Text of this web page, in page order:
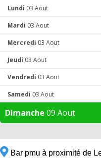
Lundi 03 Aout
Mardi 03 Aout
Mercredi 03 Aout
Jeudi 03 Aout
Vendredi 03 Aout
Samedi 03 Aout
Dimanche 09 Aout
Bar pmu à proximité de